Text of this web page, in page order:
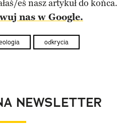
eś nasz artykuł do końca.
nas w Google.
odkrycia
NEWSLETTER